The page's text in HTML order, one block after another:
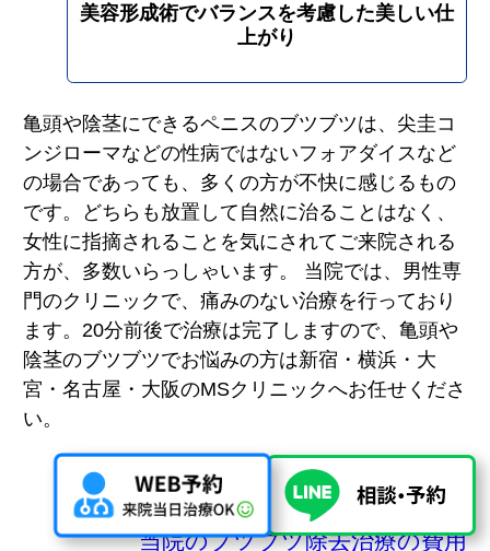
美容形成術でバランスを考慮した美しい仕
上がり
亀頭や陰茎にできるペニスのブツブツは、尖圭コ
ンジローマなどの性病ではないフォアダイスなど
の場合であっても、多くの方が不快に感じるもの
です。どちらも放置して自然に治ることはなく、
女性に指摘されることを気にされてご来院される
方が、多数いらっしゃいます。 当院では、男性専
門のクリニックで、痛みのない治療を行っており
ます。20分前後で治療は完了しますので、亀頭や
陰茎のブツブツでお悩みの方は新宿・横浜・大
宮・名古屋・大阪のMSクリニックへお任せくださ
い。
当院のブツブツ除去治療の流れ
当院のブツブツ除去治療の費用